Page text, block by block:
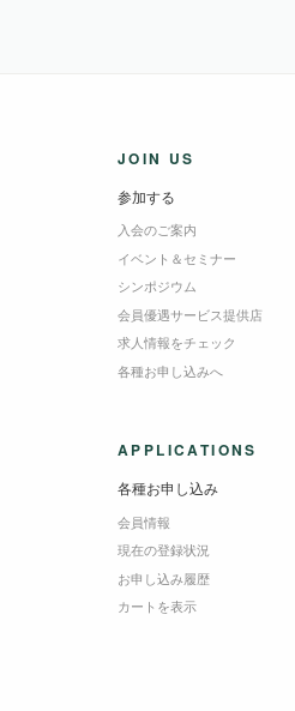
JOIN US
参加する
入会のご案内
イベント＆セミナー
シンポジウム
会員優遇サービス提供店
求人情報をチェック
各種お申し込みへ
APPLICATIONS
各種お申し込み
会員情報
現在の登録状況
お申し込み履歴
カートを表示